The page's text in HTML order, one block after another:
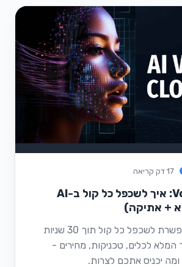
Voice Cloning: איך לשכפל כל קול ב-AI
+ אתיקה)
הטכנולוגיה שמאפשרת לשכפל כל קול תוך 30 שניות
המלא לכלים, טכניקות, מחירים -
יכניס אתכם לצרות.